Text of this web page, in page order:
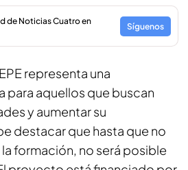
de Noticias Cuatro en
Síguenos
representa una
para aquellos que buscan
y aumentar su
destacar que hasta que no
formación, no será posible